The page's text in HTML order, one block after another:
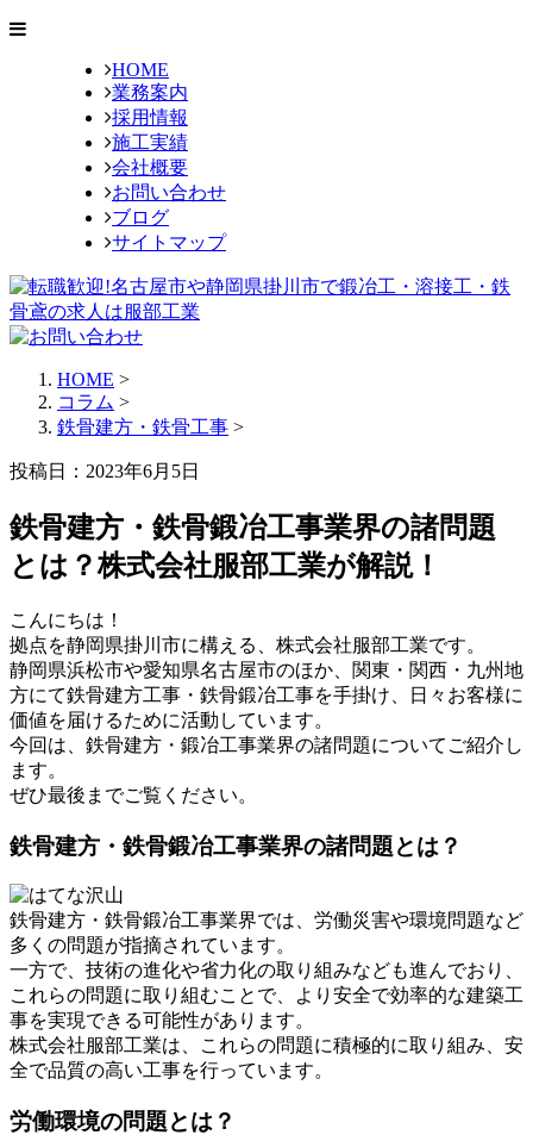
HOME
業務案内
採用情報
施工実績
会社概要
お問い合わせ
ブログ
サイトマップ
HOME >
コラム >
鉄骨建方・鉄骨工事 >
投稿日：2023年6月5日
鉄骨建方・鉄骨鍛冶工事業界の諸問題
とは？株式会社服部工業が解説！
こんにちは！
拠点を静岡県掛川市に構える、株式会社服部工業です。
静岡県浜松市や愛知県名古屋市のほか、関東・関西・九州地
方にて鉄骨建方工事・鉄骨鍛冶工事を手掛け、日々お客様に
価値を届けるために活動しています。
今回は、鉄骨建方・鍛冶工事業界の諸問題についてご紹介し
ます。
ぜひ最後までご覧ください。
鉄骨建方・鉄骨鍛冶工事業界の諸問題とは？
鉄骨建方・鉄骨鍛冶工事業界では、労働災害や環境問題など
多くの問題が指摘されています。
一方で、技術の進化や省力化の取り組みなども進んでおり、
これらの問題に取り組むことで、より安全で効率的な建築工
事を実現できる可能性があります。
株式会社服部工業は、これらの問題に積極的に取り組み、安
全で品質の高い工事を行っています。
労働環境の問題とは？